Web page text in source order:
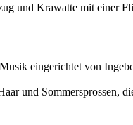
eingerichtet von